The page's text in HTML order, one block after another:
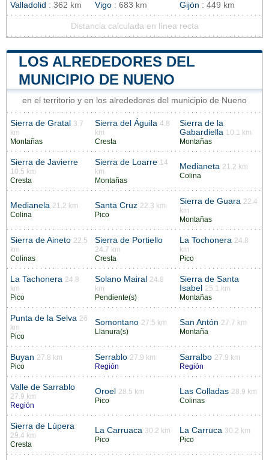
Valladolid : 362 km Vigo : 683 km Gijón : 449 km
Distancia calculada en línea recta
LOS ALREDEDORES DEL
MUNICIPIO DE NUENO
en el territorio y en los alrededores del municipio de Nueno
Sierra de Gratal
3.7
km
Montañas
Sierra del Águila 4.8
km
Cresta
Sierra de la
Gabardiella 10.1 km
Montañas
Sierra de Javierre
10.5 km
Cresta
Sierra de Loarre 14
km
Montañas
Medianeta 21.2 km
Colina
Medianela 21.2 km
Colina
Santa Cruz 22.3 km
Pico
Sierra de Guara 22.4
km
Montañas
Sierra de Aineto 22.5
km
Colinas
Sierra de Portiello
24.7 km
Cresta
La Tochonera 24.8
km
Pico
La Tachonera 24.8
km
Pico
Solano Mairal
24.8
km
Pendiente(s)
Sierra de Santa
Isabel
25.1 km
Montañas
Punta de la Selva 26
km
Pico
Somontano 27.5 km
Llanura(s)
San Antón 27.7 km
Montaña
Buyan 27.8 km
Pico
Serrablo 27.9 km
Región
Sarralbo 27.9 km
Región
Valle de Sarrablo
27.9 km
Región
Oroel
28.5 km
Pico
Las Colladas 28.9 km
Colinas
Sierra de Lúpera
29.4 km
Cresta
La Carruaca 30.2 km
Pico
La Carruca 30.2 km
Pico